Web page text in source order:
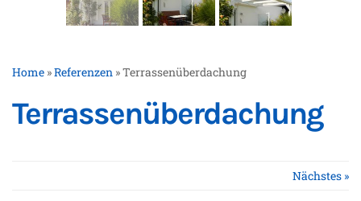
Home »Referenzen »Terrassenüberdachung
Terrassenüberdachung
Nächstes »